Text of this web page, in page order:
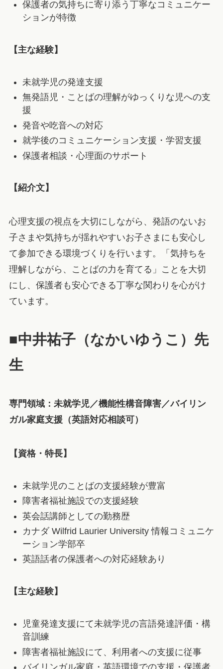
保護者の気持ちに寄り添う丁寧なコミュニケー
ションが特徴
【主な経験】
未就学児の発達支援
無発語児・ことばの理解がゆっくりな児への支
援
発音や吃音への対応
就学後のコミュニケーション支援・学習支援
保護者相談・心理面のサポート
【紹介文】
心理支援の視点を大切にしながら、発語のないお
子さまや気持ちが揺れやすいお子さまにも安心し
て参加できる環境づくりを行います。「気持ちを
理解しながら、ことばの力を育てる」ことを大切
にし、保護者も安心できる丁寧な関わりを心がけ
ています。
■中井祐子（なかいゆうこ）先
生
専門領域：未就学児／機能性構音障害／バイリン
ガル家庭支援（英語対応相談可）
【資格・特長】
未就学児のことばの支援経験が豊富
障害者福祉施設での支援経験
英会話講師としての勤務歴
カナダ Wilfrid Laurier University 情報コミュニケ
ーション学部卒
英語話者の保護者への対応経験あり
【主な経験】
児童発達支援にて未就学児の言語発達評価・構
音訓練
障害者福祉施設にて、利用者への支援に従事